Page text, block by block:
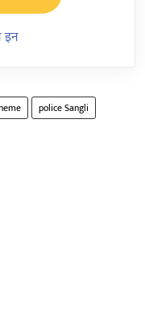
इन
police Sangli